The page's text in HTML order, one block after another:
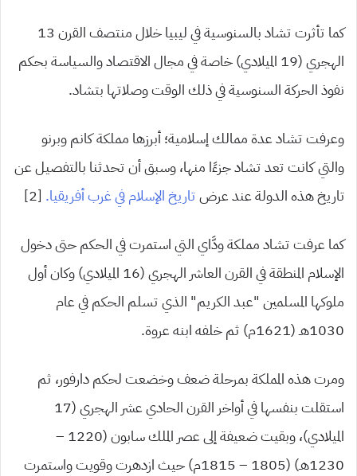
كما تأثرت تشاد بالسنوسية في ليبيا خلال منتصف القرن 13
الهجري (19 الميلادي) خاصة في مجال الاقتصاد والسياسة بحكم
نفوذ الحركة السنوسية في ذلك الوقت وصلاتها بتشاد.
وعرفت تشاد عدة ممالك إسلامية؛ أبرزها مملكة كانم وبرنو
والتي كانت تعد تشاد جزءًا منها، وسبق أن تحدثنا بالتفصيل عن
تاريخ هذه الدولة عند عرضتاريخ الإسلام في غرب أفريقيا. [2]
كما عرفت تشاد مملكة ودَّاي التي استمرت في الحكم حتى دخول
الإسلام المنطقة في القرن العاشر الهجري (16 الميلادي) وكان أول
ملوكها المسلمين “عبد الكريم” الذي تسلم الحكم في عام
1030هـ (1621م) ثم خلفه ابنه عروة.
ومرت هذه المملكة بمرحلة ضعف وخضعت لحكم دارفور، ثم
استقلت بنفسها في أواخر القرن الحادي عشر الهجري (17
الميلادي)، وبقيت ضعيفة إلى عصر الملك سابون (1220 –
1230هـ) (1805 – 1815م) حيث ازدهرت وقويت واستمرت